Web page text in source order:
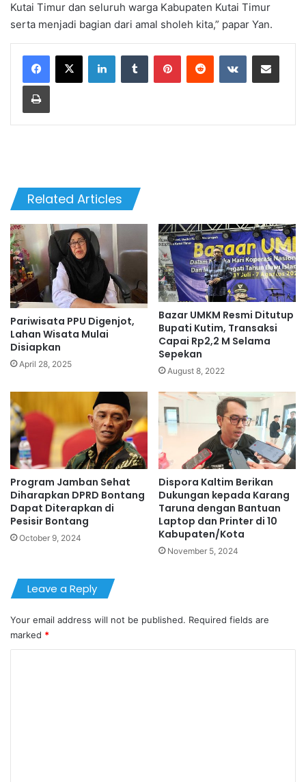
Kutai Timur dan seluruh warga Kabupaten Kutai Timur
serta menjadi bagian dari amal sholeh kita,” papar Yan.
Related Articles
Pariwisata PPU Digenjot,
Lahan Wisata Mulai
Disiapkan
April 28, 2025
Bazar UMKM Resmi Ditutup
Bupati Kutim, Transaksi
Capai Rp2,2 M Selama
Sepekan
August 8, 2022
Program Jamban Sehat
Diharapkan DPRD Bontang
Dapat Diterapkan di
Pesisir Bontang
October 9, 2024
Dispora Kaltim Berikan
Dukungan kepada Karang
Taruna dengan Bantuan
Laptop dan Printer di 10
Kabupaten/Kota
November 5, 2024
Leave a Reply
Your email address will not be published. Required fields are
marked *